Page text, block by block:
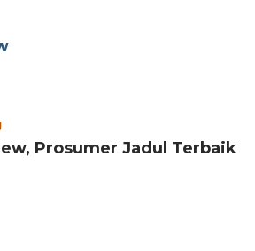
Prosumer Jadul Terbaik